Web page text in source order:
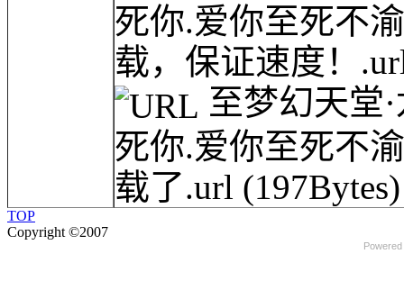
死你.爱你至死不
载，保证速度！
至梦幻天堂
死你.爱你至死不
载了.url (197Bytes)
TOP
Copyright ©2007